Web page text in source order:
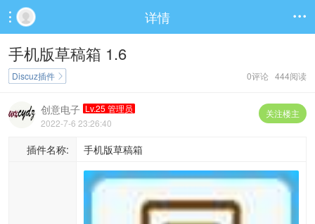
 详情 
手机版草稿箱 1.6
0评论 444阅读
Discuz插件 
关注楼主
创意电子 Lv.25 管理员
2022-7-6 23:26:40
插件名称: 手机版草稿箱